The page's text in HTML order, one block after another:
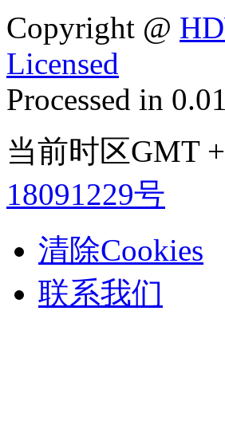
Copyright @
Licensed
Processed in
当前时区GMT
18091229号
清除Cookies
联系我们